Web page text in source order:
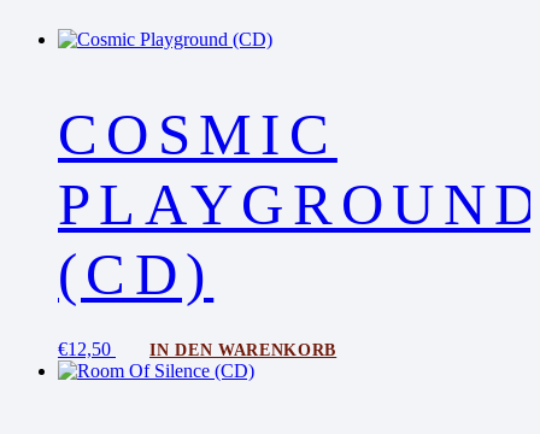
COSMIC
(CD)
€12,50 IN DEN WARENKORB